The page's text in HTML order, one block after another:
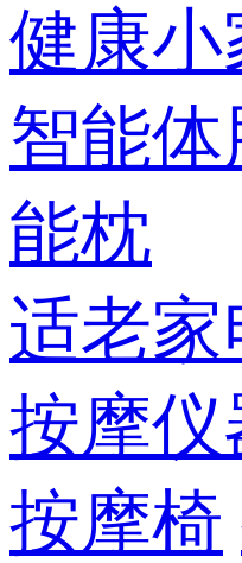
健康小
智能体
能枕
适老家
按摩仪
按摩椅